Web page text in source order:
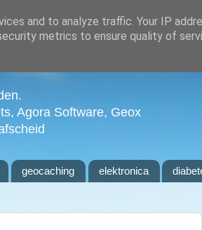
Agora Software, Geox
geocaching elektronica
and to analyze traffic. Your IP
metrics to ensure quality of